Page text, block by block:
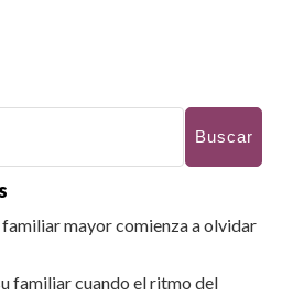
Buscar
familiar mayor comienza a olvidar
familiar cuando el ritmo del